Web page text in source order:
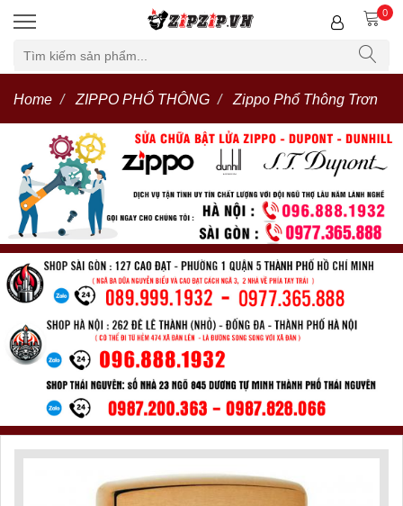
0
Home ZIPPO PHỔ THÔNG Zippo Phổ Thông Trơn